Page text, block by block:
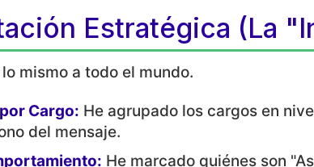
Estratégica (La
mismo a todo el mundo.
Cargo: He agrupado los cargos en
del mensaje.
He marcado quiénes son